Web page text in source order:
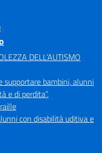
DELL’AUTISMO
supportare bambini, alunni
e di perdita”.
con disabilità uditiva e